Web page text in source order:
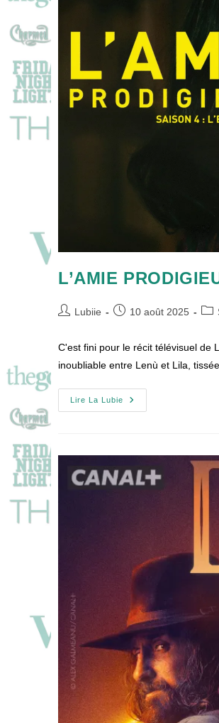
L’AMIE
Auteur/autrice
publication :
Lubiie
Publication
10 août 2025
C'est fini pour le récit télévisuel de
inoubliable entre Lenù et Lila,
Lire La Lubie
L’AMIE
PRODIGIEUSE
!